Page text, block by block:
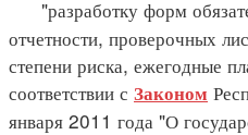
"разработку форм
отчетности, проверочных
степени риска, ежегодные
соответствии с Законом
января 2011 года "О